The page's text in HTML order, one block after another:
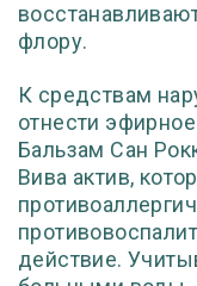
флору.
К средствам
отнести
Бальзам Сан
Вива актив,
действие.